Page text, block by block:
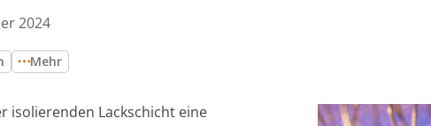
2024
Mehr
isolierenden Lackschicht eine